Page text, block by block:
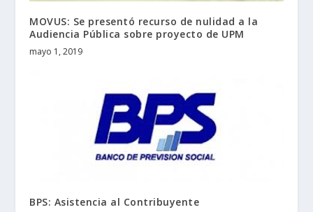
MOVUS: Se presentó recurso de nulidad a la
Audiencia Pública sobre proyecto de UPM
mayo 1, 2019
BPS: Asistencia al Contribuyente